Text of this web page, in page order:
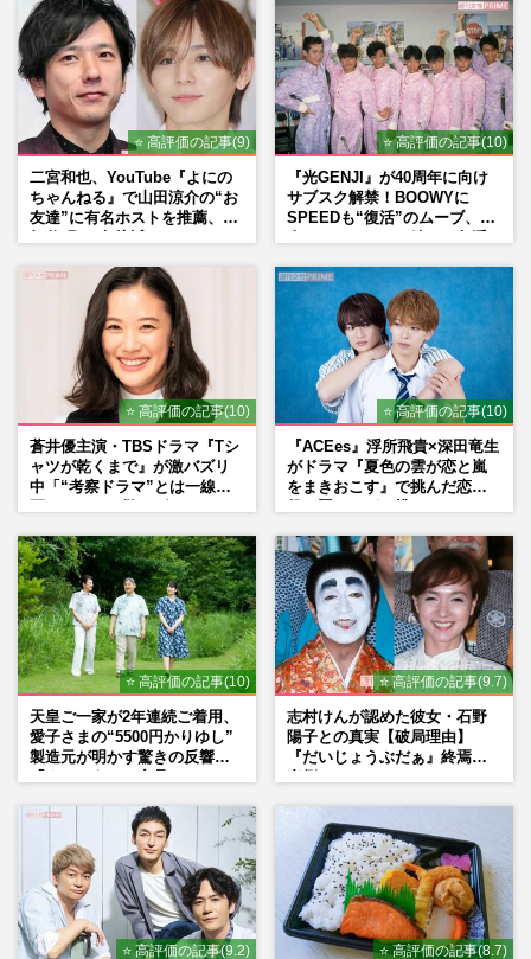
⭐ 高評価の記事(9)
二宮和也、YouTube『よにの
ちゃんねる』で山田涼介の“お
友達”に有名ホストを推薦、歌
⭐ 高評価の記事(10)
『光GENJI』が40周年に向け
サブスク解禁！BOOWYに
SPEEDも“復活”のムーブ、本
⭐ 高評価の記事(10)
蒼井優主演・TBSドラマ『Tシ
ャツが乾くまで』が激バズリ
中「“考察ドラマ”とは一線を
⭐ 高評価の記事(10)
『ACEes』浮所飛貴×深田竜生
がドラマ『夏色の雲が恋と嵐
をまきおこす』で挑んだ恋人
⭐ 高評価の記事(10)
天皇ご一家が2年連続ご着用、
愛子さまの“5500円かりゆし”
製造元が明かす驚きの反響
⭐ 高評価の記事(9.7)
志村けんが認めた彼女・石野
陽子との真実【破局理由】
『だいじょうぶだぁ』終焉の
⭐ 高評価の記事(9.2) ⭐ 高評価の記事(8.7)